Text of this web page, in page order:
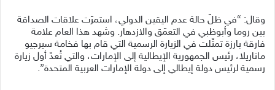
وقال: “في ظلّ حالة عدم اليقين الدولي، استمرّت علاقات الصداقة
بين روما وأبوظبي في التعمّق والازدهار. وشهد هذا العام علامة
فارقة بارزة تمثّلت في الزيارة الرسمية التي قام بها فخامة سيرجيو
ماتاريلا، رئيس الجمهورية الإيطالية إلى الإمارات، والتي تُعدّ أول زيارة
رسمية لرئيس دولة إيطالي إلى دولة الإمارات العربية المتحدة”.